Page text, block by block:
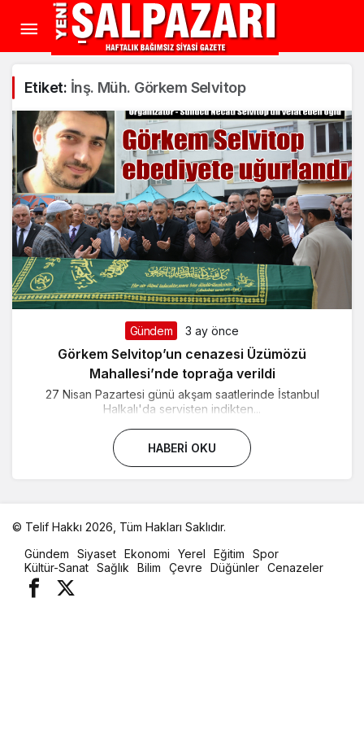
Etiket: İnş. Müh. Görkem Selvitop
Gündem 3 ay önce
Görkem Selvitop’un cenazesi Üzümözü
Mahallesi’nde toprağa verildi
27 Nisan Pazartesi günü akşam saatlerinde İstanbul
Halkalı'da servisten indikten...
HABERI OKU
© Telif Hakkı 2026, Tüm Hakları Saklıdır.
oto
kiralama
parça
eşya
Gündem Siyaset Ekonomi Yerel Eğitim
Spor
Kültür-Sanat Sağlık Bilim Çevre Düğünler Cenazeler